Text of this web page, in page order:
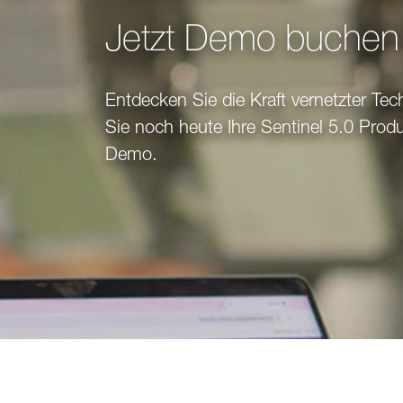
Jetzt Demo buchen
Entdecken Sie die Kraft vernetzter
Sie noch heute Ihre Sentinel 5.0
Demo.